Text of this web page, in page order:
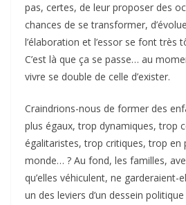
pas, certes, de leur proposer des
chances de se transformer,
l’élaboration et l’essor se font très
C’est là que ça se passe… au
vivre se double de celle d’exister.
Craindrions-nous de former des
plus égaux, trop dynamiques, trop
égalitaristes, trop critiques, trop en
monde… ? Au fond, les familles,
qu’elles véhiculent, ne garderaient-
un des leviers d’un dessein